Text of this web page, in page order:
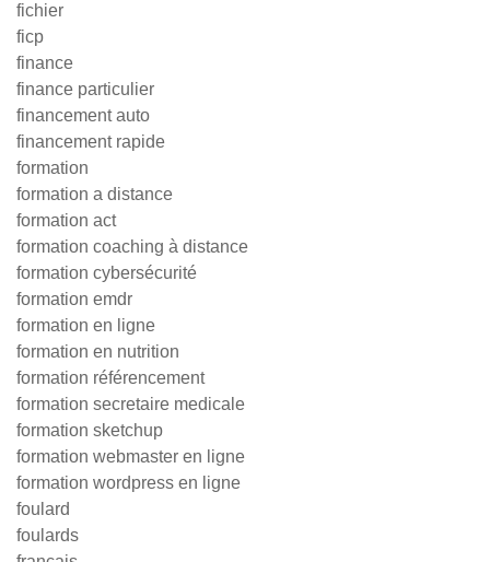
fichier
ficp
finance
finance particulier
financement auto
financement rapide
formation
formation a distance
formation act
formation coaching à distance
formation cybersécurité
formation emdr
formation en ligne
formation en nutrition
formation référencement
formation secretaire medicale
formation sketchup
formation webmaster en ligne
formation wordpress en ligne
foulard
foulards